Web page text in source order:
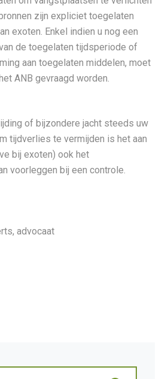
zijn expliciet toegelaten
exoten. Enkel indien u nog een
de toegelaten tijdsperiode of
aan toegelaten middelen, moet
ANB gevraagd worden.
of bijzondere jacht steeds uw
tijdverlies te vermijden is het aan
bij exoten) ook het
voorleggen bij een controle.
advocaat